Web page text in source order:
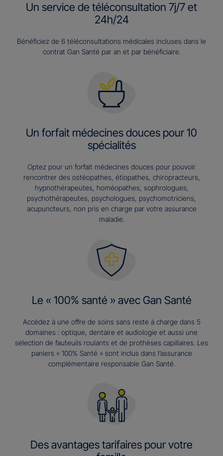
Un service de téléconsultation 7j/7 et
24h/24
Bénéficiez de 6 téléconsultations médicales incluses dans le
contrat Gan Santé par an et par bénéficiaire.
Un forfait médecines douces pour 10
spécialités
Optez pour un forfait médecines douces pour pouvoir
rencontrer des ostéopathes, étiopathes, chiropracteurs,
hypnothérapeutes, homéopathes, sophrologues,
psychothérapeutes, psychologues, psychomotriciens,
acupuncteurs, non pris en charge par votre assurance
maladie.
Le « 100% santé » avec Gan Santé
Accédez à une offre de soins sans reste à charge dans 5
domaines : optique, dentaire et audiologie et aussi une
sélection de fauteuils roulants et de prothèses capillaires. Les
paniers « 100% Santé » sont inclus dans l’assurance
complémentaire responsable Gan Santé.
Des avantages tarifaires pour votre